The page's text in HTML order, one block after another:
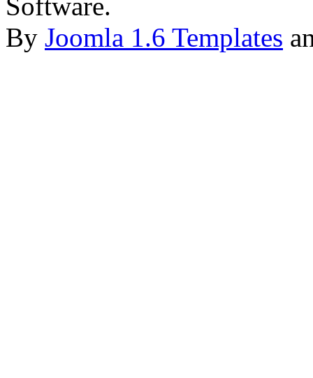
By Joomla 1.6 Templates